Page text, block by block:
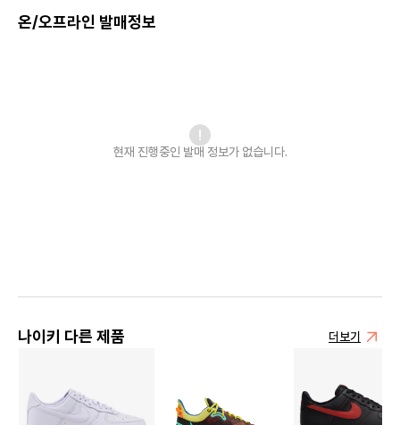
온/오프라인 발매정보
현재 진행중인 발매 정보가 없습니다.
나이키 다른 제품 더보기